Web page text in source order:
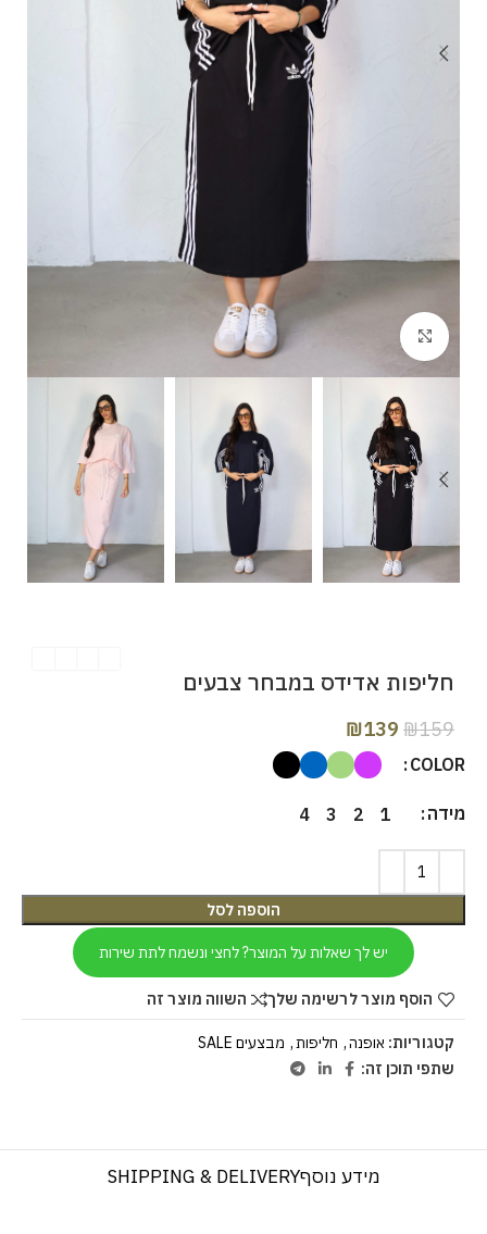
Click to enlarge
חליפות אדידס במבחר צבעים
₪159
₪139
COLOR
מידה 1
2
3
4
הוספה לסל
יש לך שאלות על המוצר? לחצי ונשמח לתת שירות
הוסף מוצר לרשימה שלך השווה מוצר זה
קטגוריות: אופנה, חליפות, מבצעים SALE
שתפי תוכן זה:
מידע נוסףSHIPPING & DELIVERY